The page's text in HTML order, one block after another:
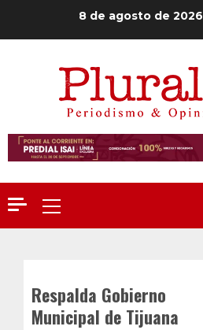
8 de agosto de 2026
Menú
principal
Respalda Gobierno
Municipal de Tijuana